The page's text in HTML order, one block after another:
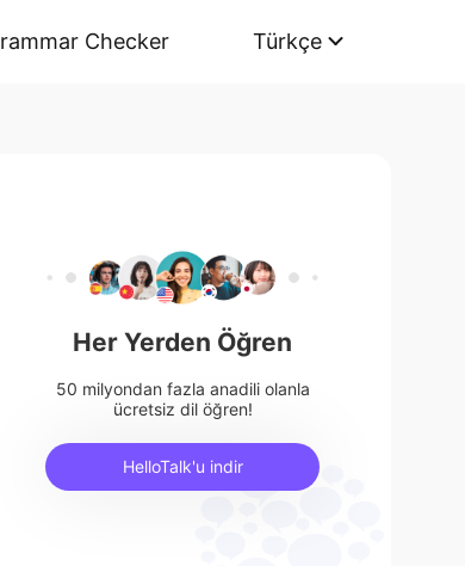
Checker Türkçe
Her Yerden Öğren
50 milyondan fazla anadili olanla
ücretsiz dil öğren!
HelloTalk'u indir